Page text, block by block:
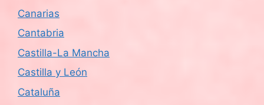
Canarias
Cantabria
Castilla-La Mancha
Castilla y León
Cataluña